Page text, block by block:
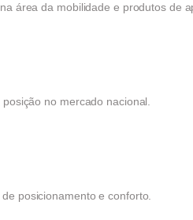
área da mobilidade e produtos de
no mercado nacional.
posicionamento e conforto.